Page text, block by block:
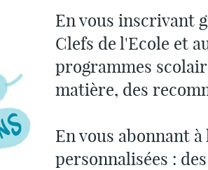
En vous inscrivant
Clefs de l'Ecole et
programmes
matière, des
En vous abonnant
personnalisées :